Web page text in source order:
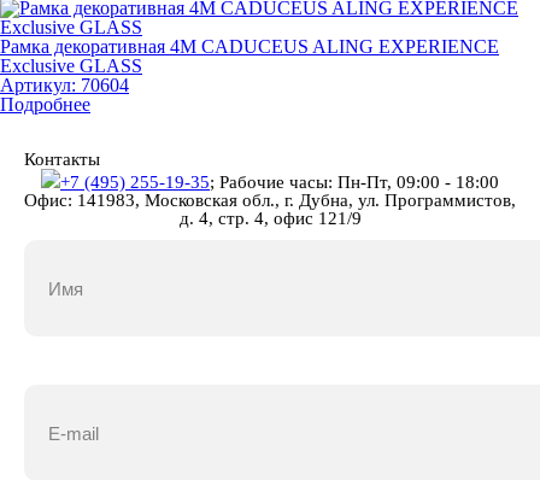
Рамка декоративная 4М CADUCEUS ALING EXPERIENCE
Exclusive GLASS
Артикул: 70604
Подробнее
Контакты
+7 (495) 255-19-35; Рабочие часы: Пн-Пт, 09:00 - 18:00
Офис: 141983, Московская обл., г. Дубна, ул. Программистов,
д. 4, стр. 4, офис 121/9